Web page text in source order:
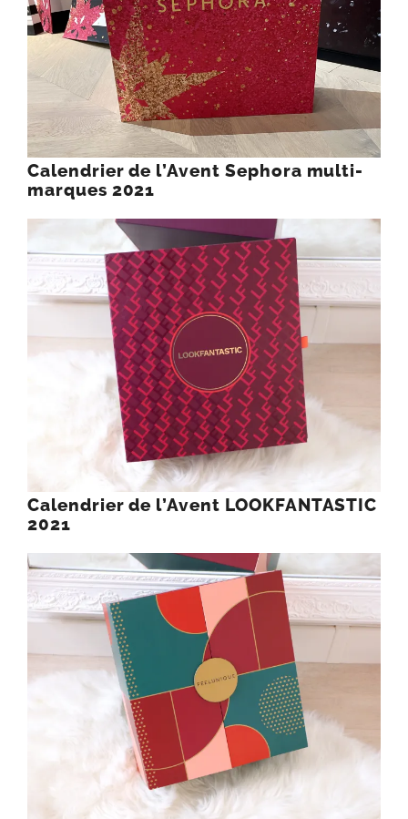
Calendrier de l’Avent Sephora multi-
marques 2021
Calendrier de l’Avent LOOKFANTASTIC
2021